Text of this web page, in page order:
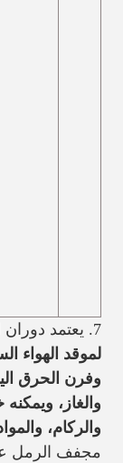
7. يعتمد دوران الأسطوانة، لا حاجة إلى مخفض.
لموقد الهواء
وفرن الحرق
والركام،
مجفف الرمل